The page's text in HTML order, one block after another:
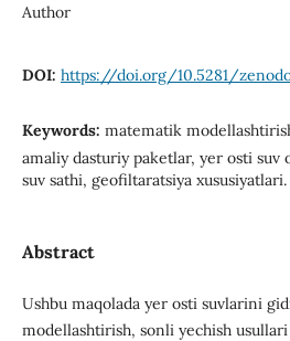
Author
DOI: https://doi.org/10.5281/
Keywords: matematik
amaliy dasturiy paketlar, yer osti suv
suv sathi, geofiltaratsiya xususiyatlari.
Abstract
Ushbu maqolada yer osti suvlarini
modellashtirish, sonli yechish